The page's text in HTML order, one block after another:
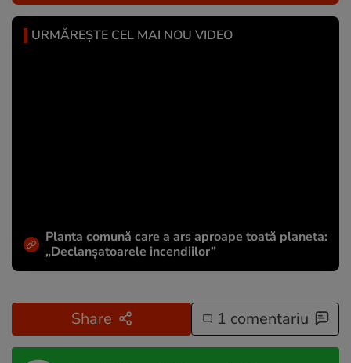
URMĂREȘTE CEL MAI NOU VIDEO
Planta comună care a ars aproape toată planeta:
„Declanșatoarele incendiilor”
Share 1 comentariu